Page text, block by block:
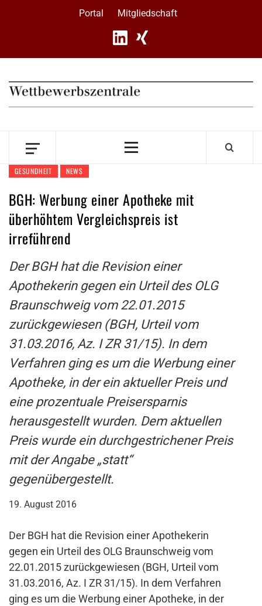
Portal Mitgliedschaft
Primary
GESUNDHEIT NEWS
BGH: Werbung einer Apotheke mit
überhöhtem Vergleichspreis ist
irreführend
Der BGH hat die Revision einer
Apothekerin gegen ein Urteil des OLG
Braunschweig vom 22.01.2015
zurückgewiesen (BGH, Urteil vom
31.03.2016, Az. I ZR 31/15). In dem
Verfahren ging es um die Werbung einer
Apotheke, in der ein aktueller Preis und
eine prozentuale Preisersparnis
herausgestellt wurden. Dem aktuellen
Preis wurde ein durchgestrichener Preis
mit der Angabe „statt“
gegenübergestellt.
19. August 2016
Der BGH hat die Revision einer Apothekerin
gegen ein Urteil des OLG Braunschweig vom
22.01.2015 zurückgewiesen (BGH, Urteil vom
31.03.2016, Az. I ZR 31/15). In dem Verfahren
ging es um die Werbung einer Apotheke, in der